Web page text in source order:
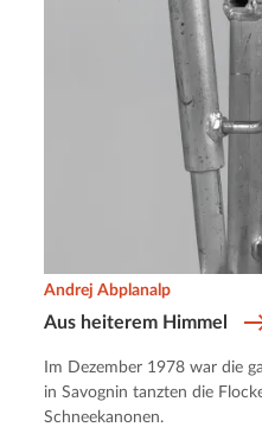
Aus heiterem Himmel
Andrej Abplanalp
Im Dezember 1978 war die
in Savognin tanzten die
Schneekanonen.